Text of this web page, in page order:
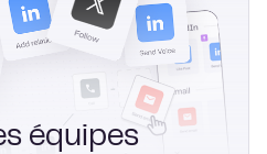
équipes